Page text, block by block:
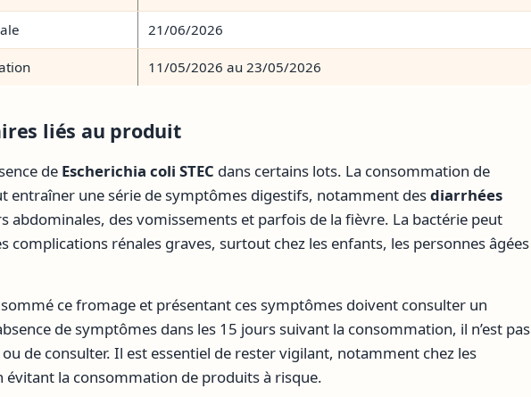
21/06/2026
11/05/2026 au 23/05/2026
liés au produit
de Escherichia coli STEC dans certains lots. La consommation de
entraîner une série de symptômes digestifs, notamment desdiarrhées
abdominales, des vomissements et parfois de la fièvre. La bactérie peut
complications rénales graves, surtout chez les enfants, les personnes âgées
ce fromage et présentant ces symptômes doivent consulter un
de symptômes dans les 15 jours suivant la consommation, il n’est pas
ou de consulter. Il est essentiel de rester vigilant, notamment chez les
évitant la consommation de produits à risque.